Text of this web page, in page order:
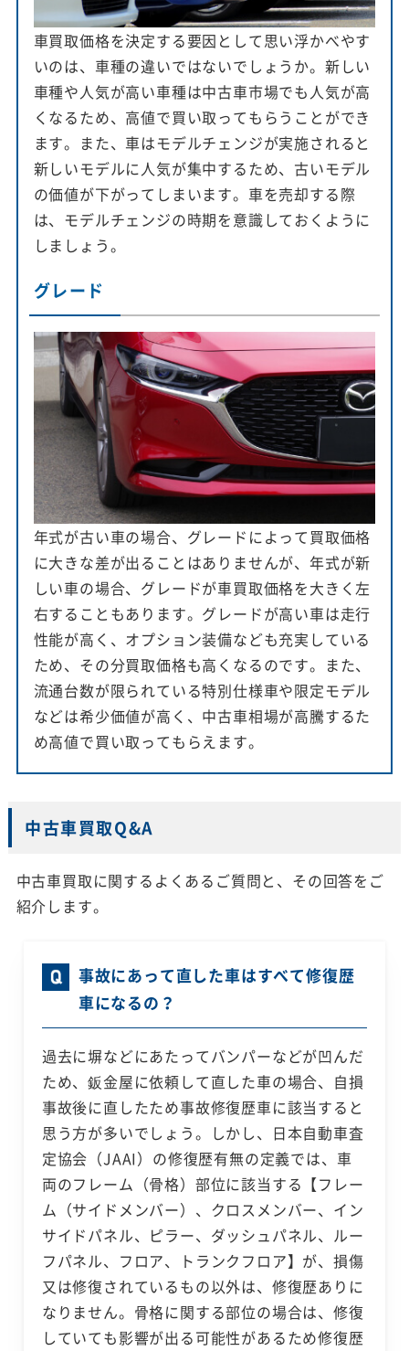
車買取価格を決定する要因として思い浮かべやす
いのは、車種の違いではないでしょうか。新しい
車種や人気が高い車種は中古車市場でも人気が高
くなるため、高値で買い取ってもらうことができ
ます。また、車はモデルチェンジが実施されると
新しいモデルに人気が集中するため、古いモデル
の価値が下がってしまいます。車を売却する際
は、モデルチェンジの時期を意識しておくように
しましょう。
グレード
年式が古い車の場合、グレードによって買取価格
に大きな差が出ることはありませんが、年式が新
しい車の場合、グレードが車買取価格を大きく左
右することもあります。グレードが高い車は走行
性能が高く、オプション装備なども充実している
ため、その分買取価格も高くなるのです。また、
流通台数が限られている特別仕様車や限定モデル
などは希少価値が高く、中古車相場が高騰するた
め高値で買い取ってもらえます。
中古車買取Q&A
中古車買取に関するよくあるご質問と、その回答をご
紹介します。
事故にあって直した車はすべて修復歴
車になるの？
過去に塀などにあたってバンパーなどが凹んだ
ため、鈑金屋に依頼して直した車の場合、自損
事故後に直したため事故修復歴車に該当すると
思う方が多いでしょう。しかし、日本自動車査
定協会（JAAI）の修復歴有無の定義では、車
両のフレーム（骨格）部位に該当する【フレー
ム（サイドメンバー）、クロスメンバー、イン
サイドパネル、ピラー、ダッシュパネル、ルー
フパネル、フロア、トランクフロア】が、損傷
又は修復されているもの以外は、修復歴ありに
なりません。骨格に関する部位の場合は、修復
していても影響が出る可能性があるため修復歴